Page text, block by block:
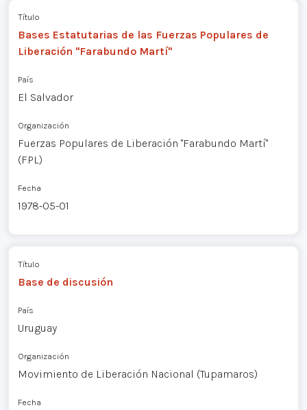
Título
Bases Estatutarias de las Fuerzas Populares de
Liberación "Farabundo Martí"
País
El Salvador
Organización
Fuerzas Populares de Liberación "Farabundo Martí"
(FPL)
Fecha
1978-05-01
Título
Base de discusión
País
Uruguay
Organización
Movimiento de Liberación Nacional (Tupamaros)
Fecha